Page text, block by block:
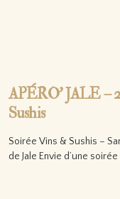
APÉRO’ JALE –
Sushis
Soirée Vins & Sushis –
de Jale Envie d’une